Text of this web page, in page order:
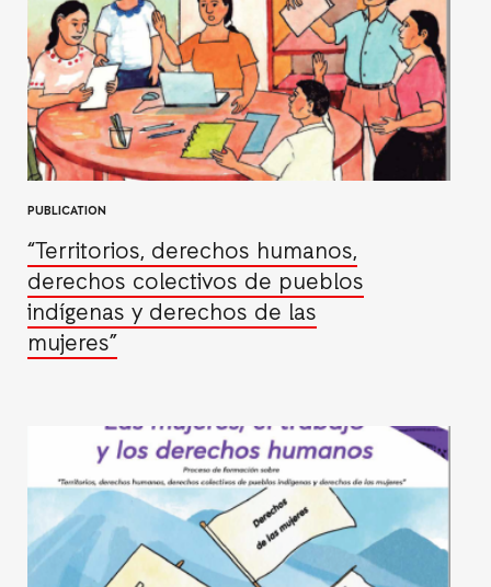
PUBLICATION
“Territorios, derechos humanos,
derechos colectivos de pueblos
indígenas y derechos de las
mujeres”